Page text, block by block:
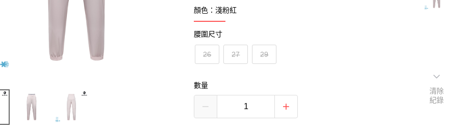
顏色：淺粉紅
腰圍尺寸
26 27 29
數量
清除
紀錄